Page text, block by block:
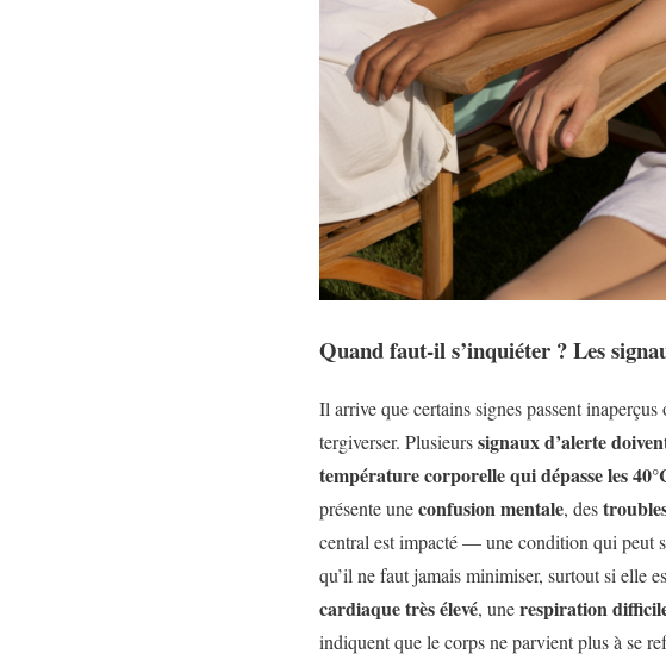
Quand faut-il s’inquiéter ? Les
Il arrive que certains signes passent
tergiverser. Plusieurssignaux d’alerte
température corporelle qui dépasse les
présente uneconfusion mentale, des
central est impacté — une condition qui peut
qu’il ne faut jamais minimiser, surtout si elle
cardiaque très élevé, unerespiration
indiquent que le corps ne parvient plus à se